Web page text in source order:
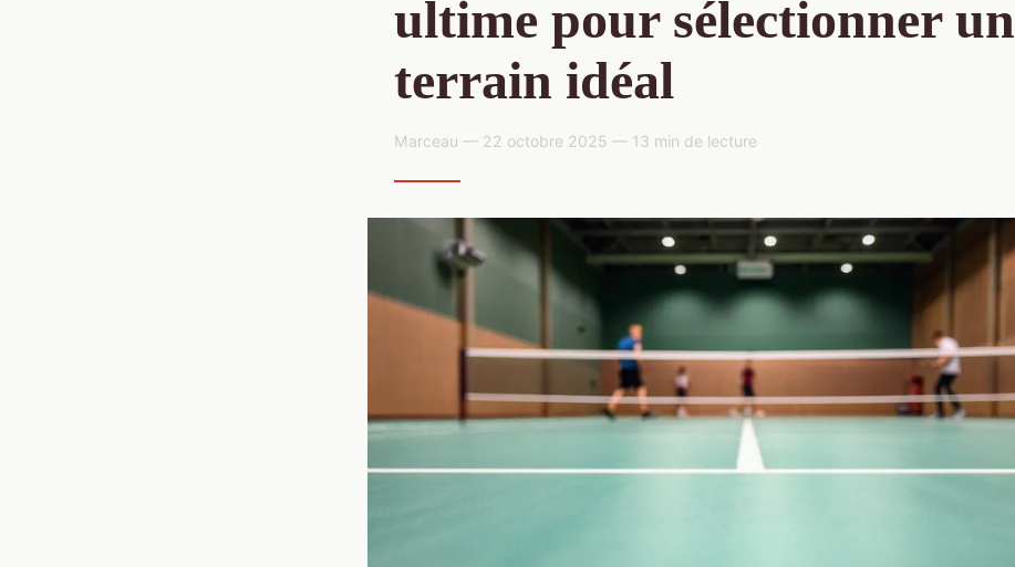
ultime pour sélectionner un
terrain idéal
Marceau — 22 octobre 2025 — 13 min de lecture